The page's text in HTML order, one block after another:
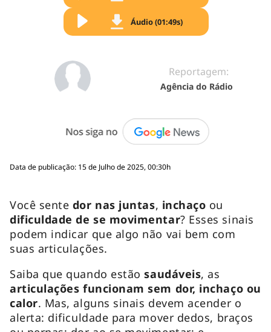
Áudio (01:49s)
Reportagem:
Agência do Rádio
Data de publicação: 15 de Julho de 2025, 00:30h
Você sente dor nas juntas, inchaço ou
dificuldade de se movimentar? Esses sinais
podem indicar que algo não vai bem com
suas articulações.
Saiba que quando estãosaudáveis, as
articulações funcionam sem dor, inchaço ou
calor. Mas, alguns sinais devem acender o
alerta: dificuldade para mover dedos, braços